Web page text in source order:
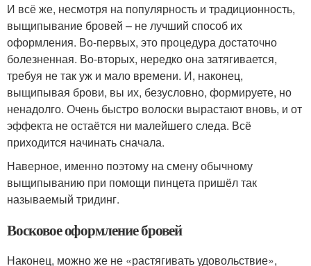
И всё же, несмотря на популярность и традиционность,
выщипывание бровей – не лучший способ их
оформления. Во-первых, это процедура достаточно
болезненная. Во-вторых, нередко она затягивается,
требуя не так уж и мало времени. И, наконец,
выщипывая брови, вы их, безусловно, формируете, но
ненадолго. Очень быстро волоски вырастают вновь, и от
эффекта не остаётся ни малейшего следа. Всё
приходится начинать сначала.
Наверное, именно поэтому на смену обычному
выщипыванию при помощи пинцета пришёл так
называемый тридинг.
Восковое оформление бровей
Наконец, можно же не «растягивать удовольствие»,